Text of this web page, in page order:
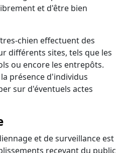
et d'être bien
chien effectuent des
différents sites, tels que les
ou encore les entrepôts.
présence d'individus
sur d'éventuels actes
et de surveillance est
recevant du public